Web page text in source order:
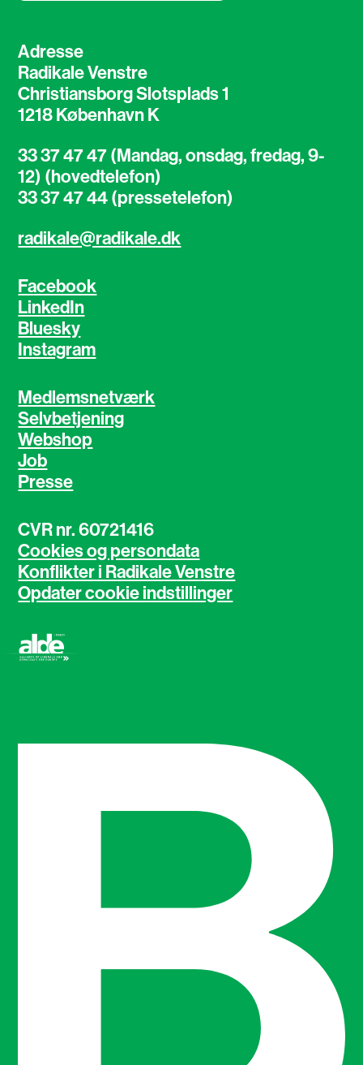
Adresse
Radikale Venstre
Christiansborg Slotsplads 1
1218 København K
33 37 47 47 (Mandag, onsdag, fredag, 9-
12) (hovedtelefon)
33 37 47 44 (pressetelefon)
radikale@radikale.dk
Facebook
LinkedIn
Bluesky
Instagram
Medlemsnetværk
Selvbetjening
Webshop
Job
Presse
CVR nr. 60721416
Cookies og persondata
Konflikter i Radikale Venstre
Opdater cookie indstillinger